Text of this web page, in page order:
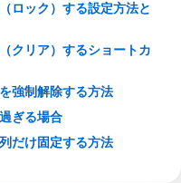
ロック）する設定方法と
クリア）するショートカ
強制解除する方法
ぎる場合
だけ固定する方法